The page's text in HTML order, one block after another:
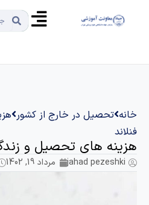
تحصیل در خارج از کشور هزینه
های تحصیل و زندگی در
jahad مرداد 19, 1402 3:57 ب.ظ